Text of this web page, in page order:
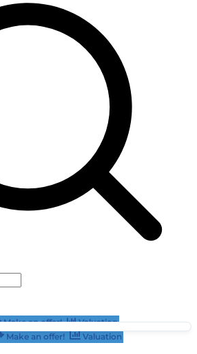
Make an offer!
Valuation
Make an offer! Valuation